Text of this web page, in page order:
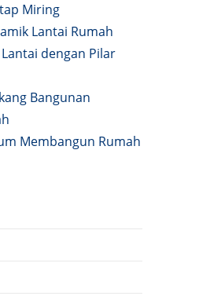
Miring
Lantai Rumah
dengan Pilar
Bangunan
Membangun Rumah